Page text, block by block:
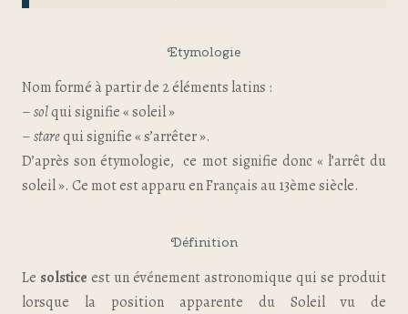
Etymologie
Nom formé à partir de 2 éléments latins :
–solqui signifie « soleil »
–starequi signifie « s’arrêter ».
D’après son étymologie, ce mot signifie donc « l’arrêt du
soleil ». Ce mot est apparu en Français au 13ème siècle.
Définition
Le solstice est un événement astronomique qui se produit
lorsque la position apparente du Soleil vu de